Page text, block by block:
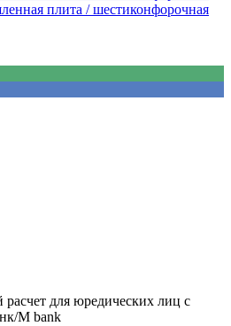
для юредических лиц с
M bank